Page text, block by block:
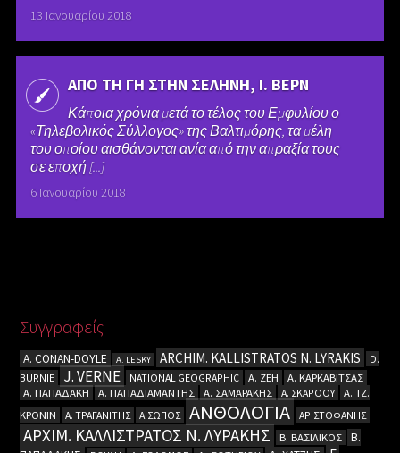
13 Ιανουαρίου 2018
ΑΠΟ ΤΗ ΓΗ ΣΤΗΝ ΣΕΛΗΝΗ, Ι. ΒΕΡΝ
Κάποια χρόνια μετά το τέλος του Εμφυλίου ο
«Τηλεβολικός Σύλλογος» της Βαλτιμόρης, τα μέλη
του οποίου αισθάνονται ανία από την απραξία τους
σε εποχή [...]
6 Ιανουαρίου 2018
Συγγραφείς
A. CΟΝΑΝ-DOYLE A. LESKY ARCHIM. KALLISTRATOS N. LYRAKIS
D.
BURNIE
J. VERNE NATIONAL GEOGRAPHIC Α. ΖΕΗ
Α. ΚΑΡΚΑΒΙΤΣΑΣ
Α. ΠΑΠΑΔΑΚΗ
Α. ΠΑΠΑΔΙΑΜΑΝΤΗΣ Α. ΣΑΜΑΡΑΚΗΣ Α. ΣΚΑΡΟΟΥ
Α. ΤΖ.
ΚΡΟΝΙΝ
Α. ΤΡΑΓΑΝΙΤΗΣ ΑΙΣΩΠΟΣ ΑΝΘΟΛΟΓΙΑ ΑΡΙΣΤΟΦΑΝΗΣ
ΑΡΧΙΜ. ΚΑΛΛΙΣΤΡΑΤΟΣ Ν. ΛΥΡΑΚΗΣ Β. ΒΑΣΙΛΙΚΟΣ
Β.